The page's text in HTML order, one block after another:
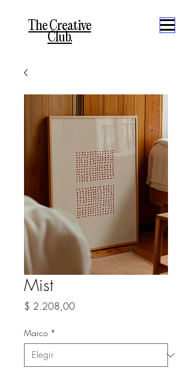
The Creative
Club.
Mist
$ 2.208,00Precio
Marco *